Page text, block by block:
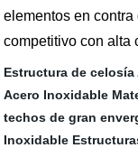
elementos en
competitivo con alta
Estructura de celosía
Acero Inoxidable
techos de gran
Inoxidable